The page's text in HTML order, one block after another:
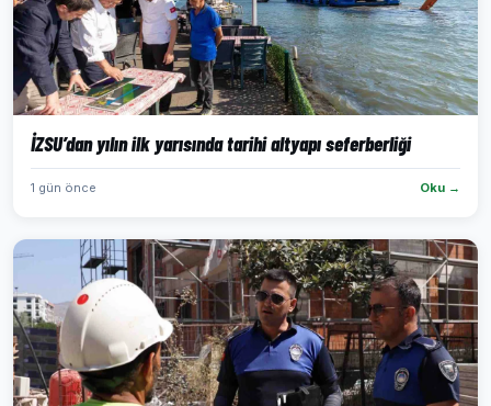
İZSU’dan yılın ilk yarısında tarihi altyapı seferberliği
1 gün önce Oku →